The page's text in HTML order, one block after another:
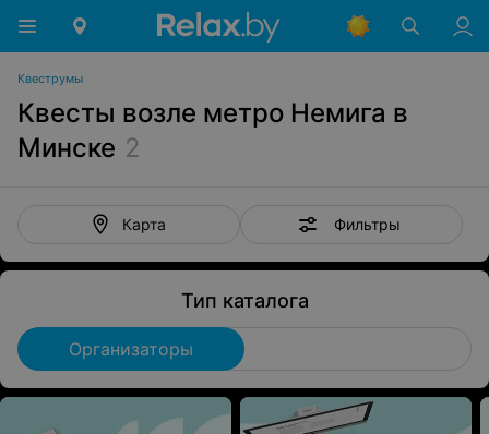
Квеструмы
Квесты возле метро Немига в
Минске 2
Карта Фильтры
Тип каталога
Организаторы